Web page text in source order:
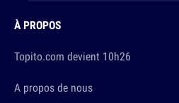
À PROPOS
Topito.com devient 10h26
A propos de nous